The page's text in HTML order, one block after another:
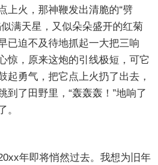
上火，那神鞭发出清脆的“劈
满天星，又似朵朵盛开的红菊
已迫不及待地抓起一大把三响
惊，原来这炮的引线极短，可它
起勇气，把它点上火扔了出去，
到了田野里，“轰轰轰！”地响了
。
年即将悄然过去。我想为旧年